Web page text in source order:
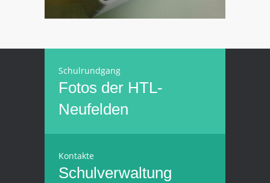
Schulrundgang
Fotos der HTL-
Neufelden
Kontakte
Schulverwaltung